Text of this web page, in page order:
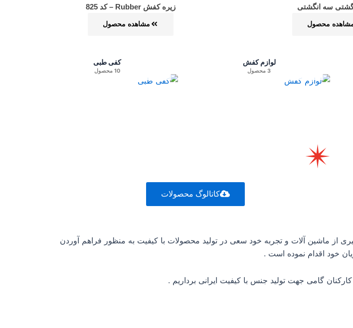
سه انگشتی
محصول
زیره کفش Rubber – کد 825
مشاهده محصول
لوازم کفش
3 محصول
کفی طبی
10 محصول
کاتالوگ محصولات
از ماشین آلات و تجربه خود سعی در تولید محصولات با کیفیت به منظور فراهم آوردن
خود اقدام نموده است .
گامی جهت تولید جنس با کیفیت ایرانی برداریم .